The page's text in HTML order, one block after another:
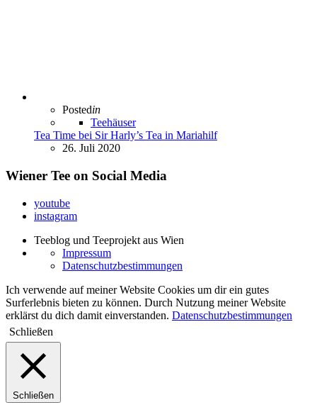
Postedin
Teehäuser
Tea Time bei Sir Harly’s Tea in Mariahilf
26. Juli 2020
Wiener Tee on Social Media
youtube
instagram
Teeblog und Teeprojekt aus Wien
Impressum
Datenschutzbestimmungen
Ich verwende auf meiner Website Cookies um dir ein gutes
Surferlebnis bieten zu können. Durch Nutzung meiner Website
erklärst du dich damit einverstanden. Datenschutzbestimmungen
Schließen
Schließen